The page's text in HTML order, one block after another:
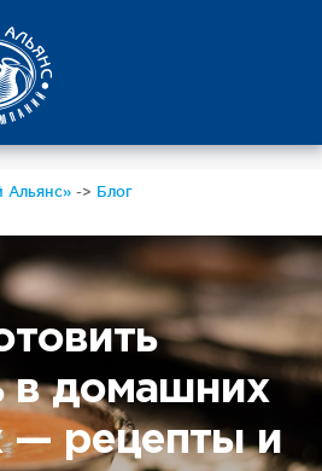
Альянс» -> Блог
в домашних
— рецепты и